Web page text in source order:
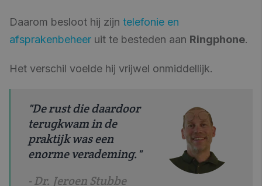
Daarom besloot hij zijn telefonie en
afsprakenbeheer uit te besteden aan Ringphone.
Het verschil voelde hij vrijwel onmiddellijk.
"De rust die daardoor
terugkwam in de
praktijk was een
enorme verademing."
- Dr. Jeroen Stubbe